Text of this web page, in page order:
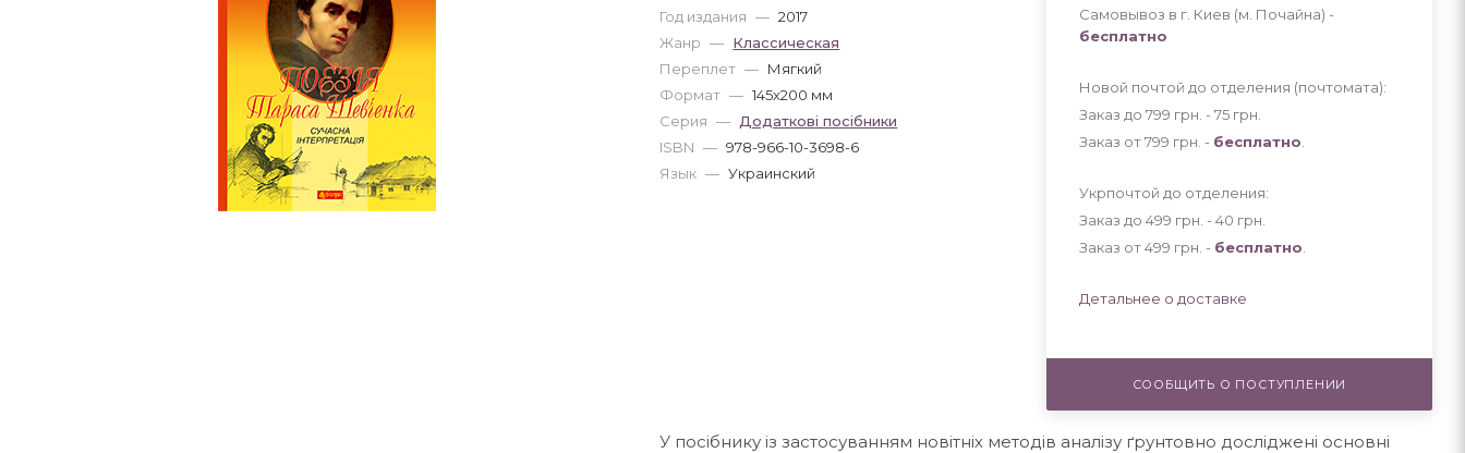
Год издания — 2017
Жанр — Классическая
Переплет — Мягкий
Формат — 145x200 мм
Серия — Додаткові посібники
ISBN — 978-966-10-3698-6
Язык — Украинский
Самовывоз в г. Киев (м. Почайна) -
бесплатно
Новой почтой до отделения (почтомата):
Заказ до 799 грн. - 75 грн
Заказ от 799 грн. - бесплатно
Укрпочтой до отделения:
Заказ до 499 грн. - 40 грн
Заказ от 499 грн. - бесплатно
Детальнее о доставке
СООБЩИТЬ О ПОСТУПЛЕНИИ
У посібнику із застосуванням новітніх методів аналізу ґрунтовно досліджені основні